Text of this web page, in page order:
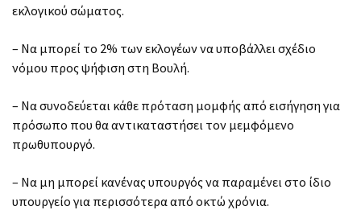
εκλογικού σώματος.
– Να μπορεί το 2% των εκλογέων να υποβάλλει σχέδιο
νόμου προς ψήφιση στη Βουλή.
– Να συνοδεύεται κάθε πρόταση μομφής από εισήγηση για
πρόσωπο που θα αντικαταστήσει τον μεμφόμενο
πρωθυπουργό.
– Να μη μπορεί κανένας υπουργός να παραμένει στο ίδιο
υπουργείο για περισσότερα από οκτώ χρόνια.